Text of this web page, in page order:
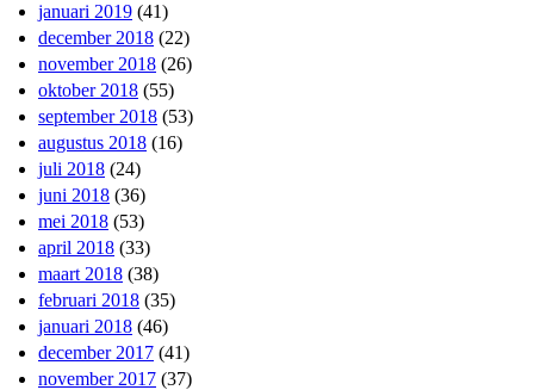
januari 2019 (41)
december 2018 (22)
november 2018 (26)
oktober 2018 (55)
september 2018 (53)
augustus 2018 (16)
juli 2018 (24)
juni 2018 (36)
mei 2018 (53)
april 2018 (33)
maart 2018 (38)
februari 2018 (35)
januari 2018 (46)
december 2017 (41)
november 2017 (37)